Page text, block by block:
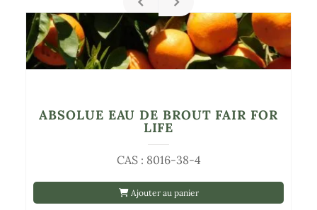
Ajouter au panier
CAS : 8016-38-4
ABSOLUE EAU DE BROUT FAIR FOR
LIFE